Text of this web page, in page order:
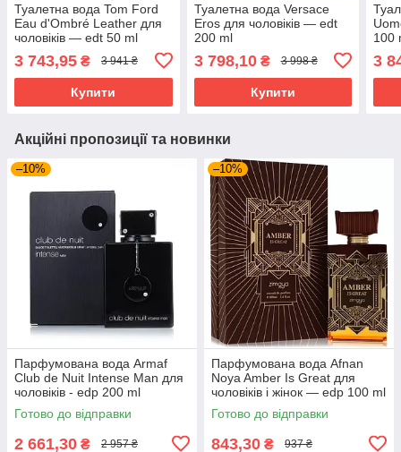
Туалетна вода Tom Ford
Eau d'Ombré Leather для
чоловіків — edt 50 ml
3 743,95 ₴ 3 941 ₴
Купити
Туалетна вода Versace
Eros для чоловіків — edt
200 ml
3 798,10₴ 3 998 ₴
Купити
100
3
Акційні пропозиції та новинки
–10%
Парфумована вода Armaf
Club de Nuit Intense Man для
чоловіків - edp 200 ml
Готово до відправки
2 661,30 ₴ 2 957 ₴
–10%
Парфумована вода Afnan
Noya Amber Is Great для
чоловіків і жінок — edp 100 ml
Готово до відправки
843,30 ₴ 937 ₴